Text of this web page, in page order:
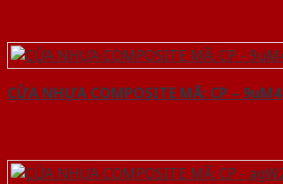
CỬA NHỰA COMPOSITE MÃ: CP – 9uM4